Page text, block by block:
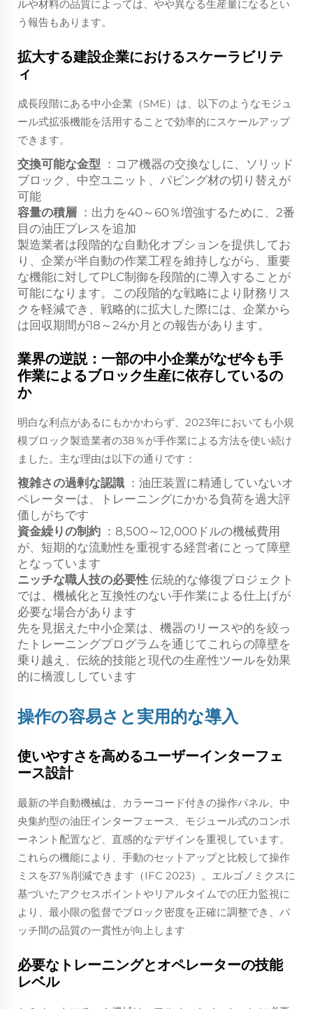
ルや材料の品質によっては、やや異なる生産量になるとい
う報告もあります。
拡大する建設企業におけるスケーラビリテ
ィ
成長段階にある中小企業（SME）は、以下のようなモジュ
ール式拡張機能を活用することで効率的にスケールアップ
できます。
交換可能な金型 ：コア機器の交換なしに、ソリッド
ブロック、中空ユニット、パビング材の切り替えが
可能
容量の積層 ：出力を40～60％増強するために、2番
目の油圧プレスを追加
製造業者は段階的な自動化オプションを提供してお
り、企業が半自動の作業工程を維持しながら、重要
な機能に対してPLC制御を段階的に導入することが
可能になります。この段階的な戦略により財務リス
クを軽減でき、戦略的に拡大した際には、企業から
は回収期間が18～24か月との報告があります。
業界の逆説：一部の中小企業がなぜ今も手
作業によるブロック生産に依存しているの
か
明白な利点があるにもかかわらず、2023年においても小規
模ブロック製造業者の38％が手作業による方法を使い続け
ました。主な理由は以下の通りです：
複雑さの過剰な認識 ：油圧装置に精通していないオ
ペレーターは、トレーニングにかかる負荷を過大評
価しがちです
資金繰りの制約 ：8,500～12,000ドルの機械費用
が、短期的な流動性を重視する経営者にとって障壁
となっています
ニッチな職人技の必要性 伝統的な修復プロジェクト
では、機械化と互換性のない手作業による仕上げが
必要な場合があります
先を見据えた中小企業は、機器のリースや的を絞っ
たトレーニングプログラムを通じてこれらの障壁を
乗り越え、伝統的技能と現代の生産性ツールを効果
的に橋渡ししています
操作の容易さと実用的な導入
使いやすさを高めるユーザーインターフェ
ース設計
最新の半自動機械は、カラーコード付きの操作パネル、中
央集約型の油圧インターフェース、モジュール式のコンポ
ーネント配置など、直感的なデザインを重視しています。
これらの機能により、手動のセットアップと比較して操作
ミスを37％削減できます（IFC 2023）。エルゴノミクスに
基づいたアクセスポイントやリアルタイムでの圧力監視に
より、最小限の監督でブロック密度を正確に調整でき、バ
ッチ間の品質の一貫性が向上します
必要なトレーニングとオペレーターの技能
レベル